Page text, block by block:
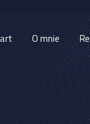
O mnie